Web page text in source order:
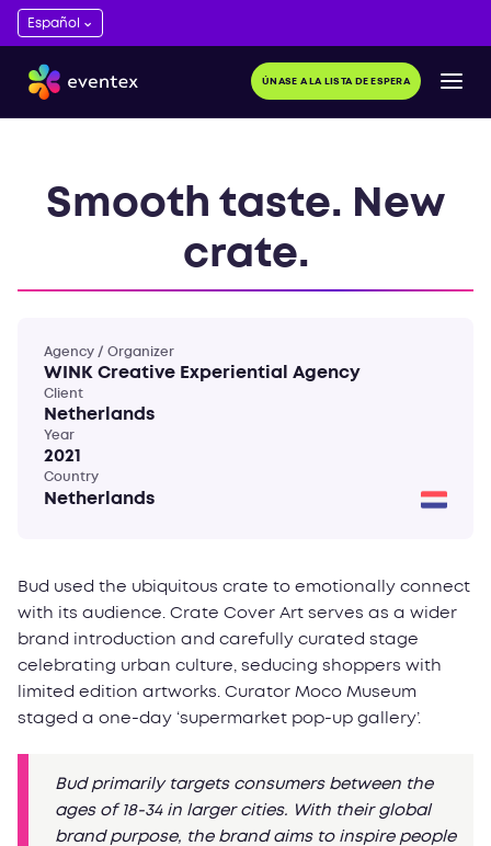
ÚNASE A LA LISTA DE ESPERA
Smooth taste. New
crate.
Agency / Organizer
WINK Creative Experiential Agency
Client
Netherlands
Year
2021
Country
Netherlands
Bud used the ubiquitous crate to emotionally connect
with its audience. Crate Cover Art serves as a wider
brand introduction and carefully curated stage
celebrating urban culture, seducing shoppers with
limited edition artworks. Curator Moco Museum
staged a one-day ‘supermarket pop-up gallery’.
Bud primarily targets consumers between the
ages of 18-34 in larger cities. With their global
brand purpose, the brand aims to inspire people